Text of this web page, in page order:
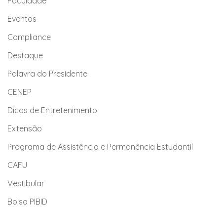
Eventos
Compliance
Destaque
Palavra do Presidente
CENEP
Dicas de Entretenimento
Extensão
Programa de Assistência e Permanência Estudantil
CAFU
Vestibular
Bolsa PIBID